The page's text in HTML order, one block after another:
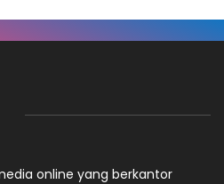
online yang berkantor